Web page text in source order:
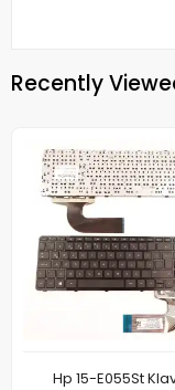
Recently
Hp 15-E055St